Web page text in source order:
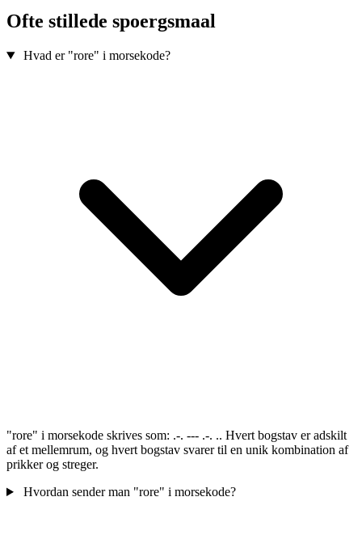
Ofte stillede spoergsmaal
Hvad er "rore" i morsekode?
"rore" i morsekode skrives som: .-. --- .-. .. Hvert bogstav er adskilt
af et mellemrum, og hvert bogstav svarer til en unik kombination af
prikker og streger.
Hvordan sender man "rore" i morsekode?